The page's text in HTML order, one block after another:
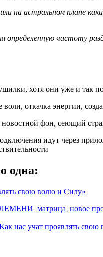
на астральном плане
частоту
хотя они уже и так
откачка энергии,
фон, сеющий
идут через
одна:
свою волю и Силу»
матрица новое
нас учат проявлять